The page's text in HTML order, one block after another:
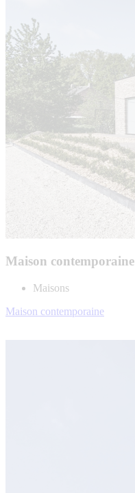
Maison contemporaine
Maisons
Maison contemporaine